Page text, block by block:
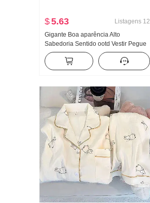
$5.63 Listagens 12
Gigante Boa aparência Alto
Sabedoria Sentido ootd Vestir Pegue
Um conjunto completo 2026 Novo
Irregular Jeans Saia Mulher Verão
Conjunto